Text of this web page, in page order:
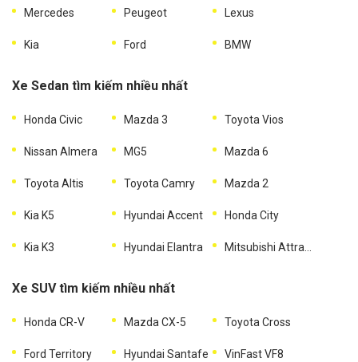
Mercedes Peugeot Lexus
Kia Ford BMW
Xe Sedan tìm kiếm nhiều nhất
Honda Civic Mazda 3 Toyota Vios
Nissan Almera MG5 Mazda 6
Toyota Altis Toyota Camry Mazda 2
Kia K5 Hyundai Accent Honda City
Kia K3 Hyundai Elantra
Xe SUV tìm kiếm nhiều nhất
Honda CR-V Mazda CX-5 Toyota Cross
Ford Territory Hyundai Santafe VinFast VF8